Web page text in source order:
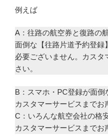
例えば
A：往路の航空券と復路の
面倒な【往路片道予約登録
必要ございません。カス
さい。
B：スマホ・PC登録が面倒
カスタマーサービスまでお
C：いろんな航空会社の格
カスタマーサービスまでお